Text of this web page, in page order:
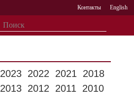
Контакты English
2023 2022 2021
2018
2013 2012 2011 2010